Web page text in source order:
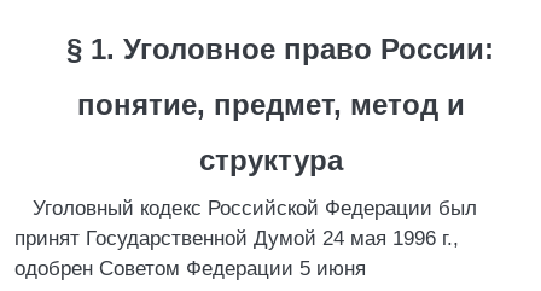
§ 1. Уголовное право России:
понятие, предмет, метод и
структура
Уголовный кодекс Российской Федерации был
принят Государственной Думой 24 мая 1996 г.,
одобрен Советом Федерации 5 июня